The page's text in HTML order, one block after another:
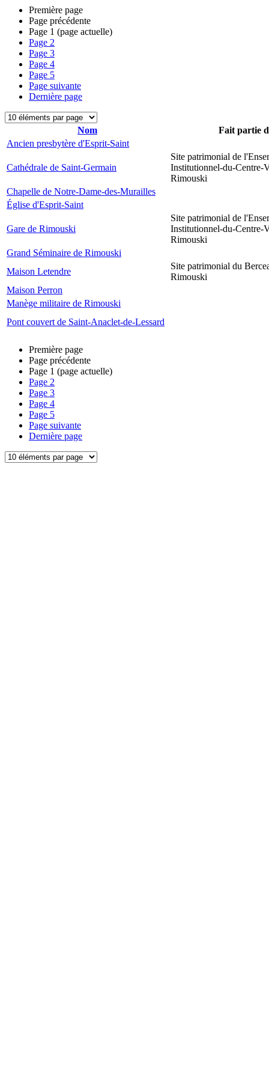
Première page
Page précédente
Page 1 (page actuelle)
Page 2
Page 3
Page 4
Page 5
Page suivante
Dernière page
Nom
Fait partie
Ancien presbytère d'Esprit-Saint
Cathédrale de Saint-Germain
Site patrimonial de
Institutionnel-du-Centre-
Rimouski
Chapelle de Notre-Dame-des-Murailles
Église d'Esprit-Saint
Gare de Rimouski
Site patrimonial de
Institutionnel-du-Centre-
Rimouski
Grand Séminaire de Rimouski
Maison Letendre
Site patrimonial du
Rimouski
Maison Perron
Manège militaire de Rimouski
Pont couvert de Saint-Anaclet-de-Lessard
Première page
Page précédente
Page 1 (page actuelle)
Page 2
Page 3
Page 4
Page 5
Page suivante
Dernière page